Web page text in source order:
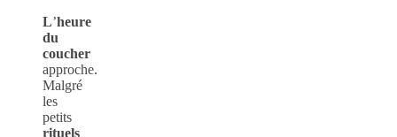
L’heure
du
coucher
approche.
Malgré
les
petits
rituels